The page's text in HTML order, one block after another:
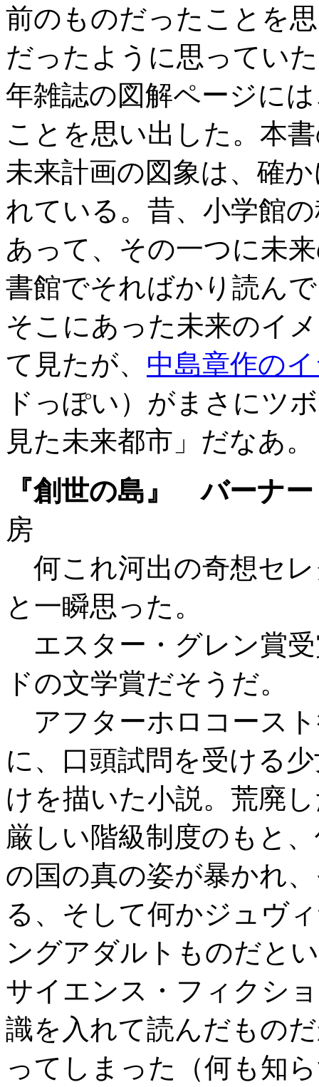
前のものだったことを
だったように思ってい
年雑誌の図解ページに
ことを思い出した。本
未来計画の図象は、確
れている。昔、小学館
あって、その一つに未
書館でそればかり読ん
そこにあった未来のイ
て見たが、 中島章作の
ドっぽい）がまさにツ
見た未来都市」だなあ。
『創世の島』 バーナ
房
何これ河出の奇想セ
と一瞬思った。
エスター・グレン賞
ドの文学賞だそうだ。
アフターホロコース
に、口頭試問を受ける
けを描いた小説。荒廃
厳しい階級制度のもと
の国の真の姿が暴かれ
る、そして何かジュヴ
ングアダルトものだと
サイエンス・フィクシ
識を入れて読んだもの
ってしまった（何も知